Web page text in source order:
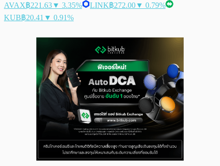
AVAX฿221.63▼ 3.35% LINK฿272.00▼ 0.79%
KUB฿20.41 ▼ 0.91%